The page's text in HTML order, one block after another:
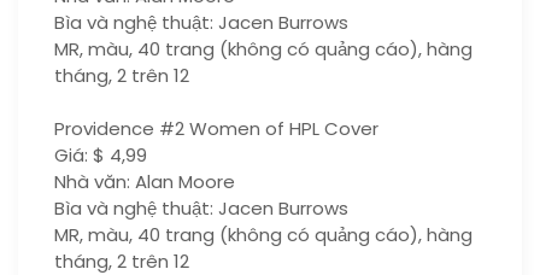
Bìa và nghệ thuật: Jacen Burrows
MR, màu, 40 trang (không có quảng cáo), hàng
tháng, 2 trên 12
Providence #2 Women of HPL Cover
Giá: $ 4,99
Nhà văn: Alan Moore
Bìa và nghệ thuật: Jacen Burrows
MR, màu, 40 trang (không có quảng cáo), hàng
tháng, 2 trên 12